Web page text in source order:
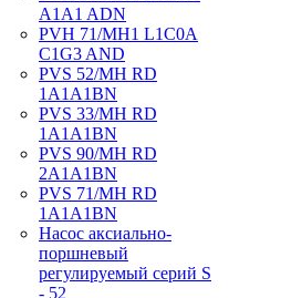
A1A1 ADN
PVH 71/MH1 L1C0A
C1G3 AND
PVS 52/MH RD
1A1A1BN
PVS 33/MH RD
1A1A1BN
PVS 90/MH RD
2A1A1BN
PVS 71/MH RD
1A1A1BN
Hасос аксиально-
поршневый
регулируемый серий S
- 52